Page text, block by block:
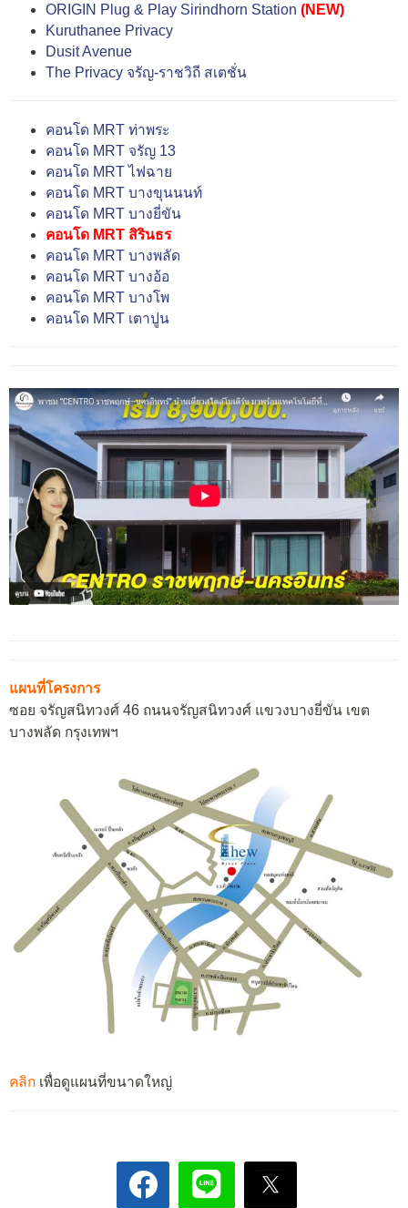
ORIGIN Plug & Play Sirindhorn Station (NEW)
Kuruthanee Privacy
Dusit Avenue
The Privacy จรัญ-ราชวิถี สเตชั่น
คอนโด MRT ท่าพระ
คอนโด MRT จรัญ 13
คอนโด MRT ไฟฉาย
คอนโด MRT บางขุนนนท์
คอนโด MRT บางยี่ขัน
คอนโด MRT สิรินธร
คอนโด MRT บางพลัด
คอนโด MRT บางอ้อ
คอนโด MRT บางโพ
คอนโด MRT เตาปูน
แผนที่โครงการ
ซอย จรัญสนิทวงศ์ 46 ถนนจรัญสนิทวงศ์ แขวงบางยี่ขัน เขต
บางพลัด กรุงเทพฯ
คลิก เพื่อดูแผนที่ขนาดใหญ่